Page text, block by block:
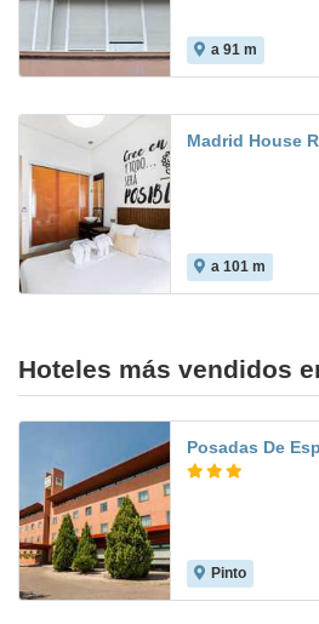
a 91 m
Madrid House
a 101 m
Hoteles más vendidos
Posadas De
Pinto